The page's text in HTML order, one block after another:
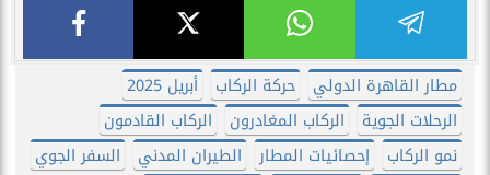
مطار القاهرة الدولي حركة الركاب
أبريل 2025
الرحلات الجوية
الركاب المغادرون
الركاب القادمون
نمو الركاب
إحصائيات المطار الطيران المدني
السفر الجوي